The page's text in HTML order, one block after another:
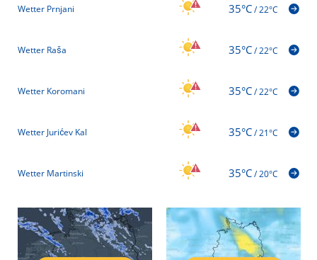
Wetter Prnjani 35°C/22°C
Wetter Raša 35°C/22°C
Wetter Koromani 35°C/22°C
Wetter Jurićev Kal 35°C/21°C
Wetter Martinski 35°C/20°C